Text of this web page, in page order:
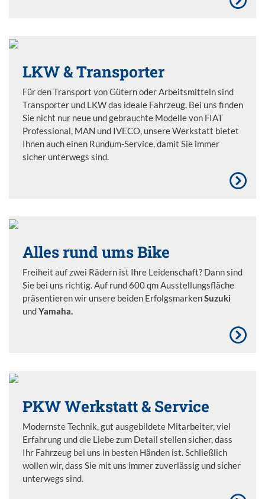
LKW & Transporter
Für den Transport von Gütern oder Arbeitsmitteln sind
Transporter und LKW das ideale Fahrzeug. Bei uns finden
Sie nicht nur neue und gebrauchte Modelle von FIAT
Professional, MAN und IVECO, unsere Werkstatt bietet
Ihnen auch einen Rundum-Service, damit Sie immer
sicher unterwegs sind.
Alles rund ums Bike
Freiheit auf zwei Rädern ist Ihre Leidenschaft? Dann sind
Sie bei uns richtig. Auf rund 600 qm Ausstellungsfläche
präsentieren wir unsere beiden ErfolgsmarkenSuzuki
undYamaha.
PKW Werkstatt & Service
Modernste Technik, gut ausgebildete Mitarbeiter, viel
Erfahrung und die Liebe zum Detail stellen sicher, dass
Ihr Fahrzeug bei uns in besten Händen ist. Schließlich
wollen wir, dass Sie mit uns immer zuverlässig und sicher
unterwegs sind.